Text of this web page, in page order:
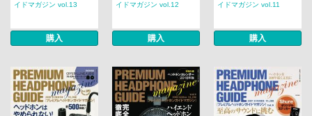
イドマガジン vol.13
購入
イドマガジン vol.12
購入
イドマガジン vol.11
購入